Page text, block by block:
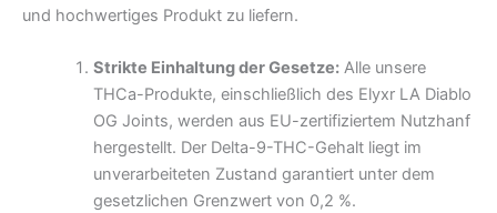
und hochwertiges Produkt zu liefern.
Strikte Einhaltung der Gesetze:Alle unsere
THCa-Produkte, einschließlich des Elyxr LA Diablo
OG Joints, werden aus EU-zertifiziertem Nutzhanf
hergestellt. Der Delta-9-THC-Gehalt liegt im
unverarbeiteten Zustand garantiert unter dem
gesetzlichen Grenzwert von 0,2 %.